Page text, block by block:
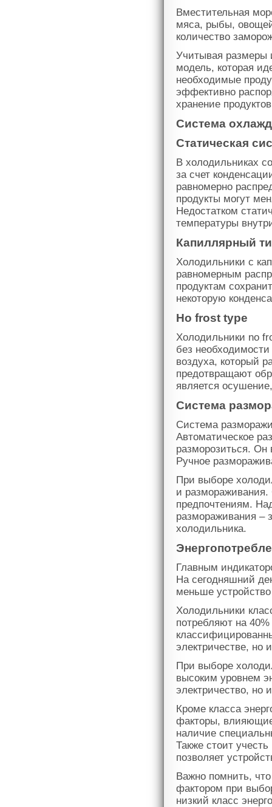
Вместительная
мяса, рыбы, овощей
количество
Учитывая размеры
модель, которая
необходимые
эффективно
хранение
Система
Статическая
В холодильниках
за счет
равномерно
продукты могут
Недостатком
температуры
Капиллярный
Холодильники с
равномерным
продуктам
некоторую
Но frost type
Холодильники no
без
воздуха, который
предотвращают
является
Система
Система
Автоматическое
разморозиться. Он
Ручное
При выборе
и
предпочтениям.
размораживания –
холодильника.
Главным
На сегодняшний
меньше устройство
Холодильники
потребляют на
электричестве, но
При выборе
высоким уровнем
электричество, но
Кроме класса
факторы,
наличие
Также стоит
позволяет
Важно помнить,
фактором при
низкий класс